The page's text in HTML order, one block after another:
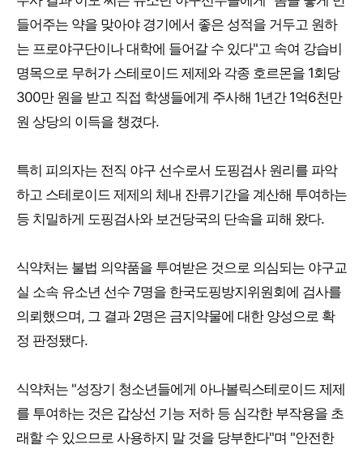
들어주는 약을 맞아야 경기에서 좋은 성적을 거두고 원하
는 프로야구단이나 대학에 들어갈 수 있다"고 속여 강습비
명목으로 무허가 스테로이드 제제와 각종 호르몬을 1회당
300만 원을 받고 직접 학생들에게 주사해 1년간 1억6천만
원 상당의 이득을 챙겼다.
특히 피의자는 전직 야구 선수로서 도핑검사 원리를 파악
하고 스테로이드 제제의 체내 잔류기간을 계산해 투여하는
등 치밀하게 도핑검사와 보건당국의 단속을 피해 왔다.
식약처는 불법 의약품을 투여받은 것으로 의심되는 야구교
실 소속 유소년 선수 7명을 한국도핑방지위원회에 검사를
의뢰했으며, 그 결과 2명은 금지약물에 대한 양성으로 확
정 판정됐다.
식약처는 "성장기 청소년들에게 아나볼릭스테로이드 제제
를 투여하는 것은 갑상선 기능 저하 등 심각한 부작용을 초
래할 수 있으므로 사용하지 말 것을 당부한다"며 "안전한